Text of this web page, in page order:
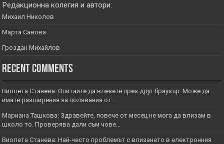
Редакционна колегия и автори:
Михаил Николов
Марта Савова
Гроздан Михайлов
Recent Comments
Виолета Станева: Опитайте да влезете през друг браузър. Може да
имате разширения за ползвания от...
Мариана Ташкова: Здравейте, повече от месец не мога да влизам в
школо то. Проверява дали съм чове...
Виолета Станева: Най-често проблемът с влизането в електронния